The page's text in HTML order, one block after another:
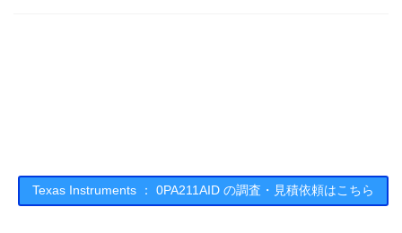
Texas Instruments ： 0PA211AID の調査・見積依頼はこちら